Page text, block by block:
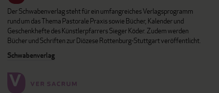
Der Schwabenverlag steht für ein umfangreiches Verlagsprogramm
rund um das Thema Pastorale Praxis sowie Bücher, Kalender und
Geschenkhefte des Künstlerpfarrers Sieger Köder. Zudem werden
Bücher und Schriften zur Diözese Rottenburg-Stuttgart veröffentlicht.
Schwabenverlag